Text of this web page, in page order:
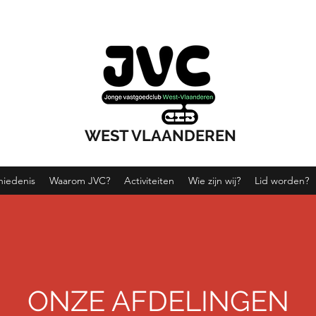
WEST VLAANDEREN
Waarom JVC? Activiteiten Wie zijn wij? Lid worden?
ONZE AFDELINGEN